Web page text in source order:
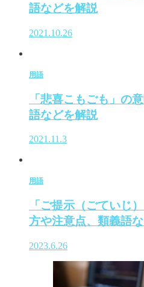
語などを解説
2021.10.26
用語
「悲喜こもごも」の
語などを解説
2021.11.3
用語
「ご提示（ごていじ
方や注意点、類義語
2023.6.26